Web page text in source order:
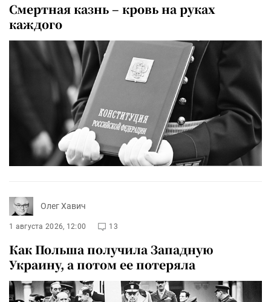
Смертная казнь – кровь на руках
каждого
Олег Хавич
1 августа 2026, 12:00 13
Как Польша получила Западную
Украину, а потом ее потеряла